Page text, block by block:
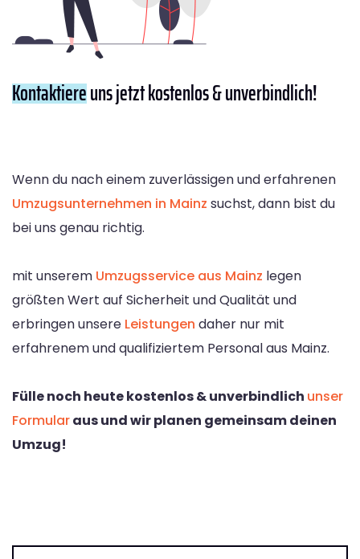
Kontaktiereuns jetzt kostenlos & unverbindlich!
Wenn du nach einem zuverlässigen und erfahrenen
Umzugsunternehmen in Mainz suchst, dann bist du
bei uns genau richtig.
mit unserem Umzugsservice aus Mainz legen
größten Wert auf Sicherheit und Qualität und
erbringen unsere Leistungen daher nur mit
erfahrenem und qualifiziertem Personal aus Mainz.
Fülle noch heute kostenlos & unverbindlich unser
Formularaus und wir planen gemeinsam deinen
Umzug!